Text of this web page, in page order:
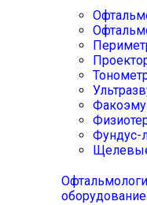
Фундус-
оборудование